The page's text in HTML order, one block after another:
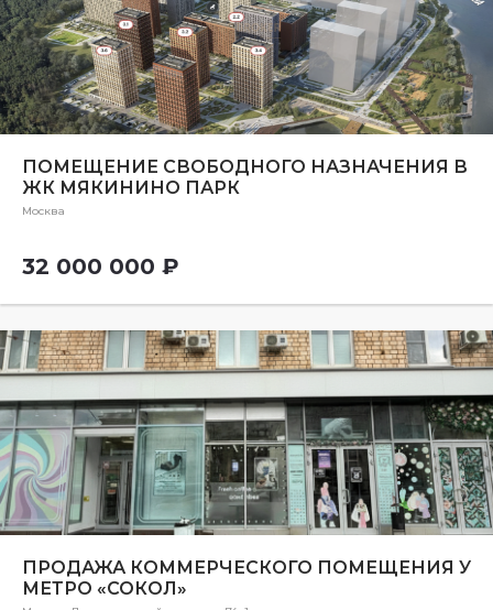
ПОМЕЩЕНИЕ СВОБОДНОГО НАЗНАЧЕНИЯ В
ЖК МЯКИНИНО ПАРК
Москва
32 000 000 ₽
ПРОДАЖА КОММЕРЧЕСКОГО ПОМЕЩЕНИЯ У
МЕТРО «СОКОЛ»